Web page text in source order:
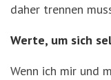
daher trennen
Werte, um sich
Wenn ich mir und